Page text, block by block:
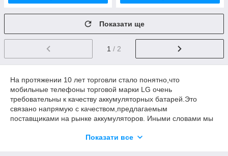
Показати ще
1 / 2
На протяжении 10 лет торговли стало понятно,что
мобильные телефоны торговой марки LG очень
требовательны к качеству аккумуляторных батарей.Это
связано напрямую с качеством,предлагаемым
поставщиками на рынке аккумуляторов. Иными словами мы
качества и не гнаться за ценой(низкой),когда тем самым
Показати все